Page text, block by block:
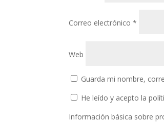
Correo electrónico*
Web
Guarda mi nombre,
He leído y acepto la
Información básica sobre